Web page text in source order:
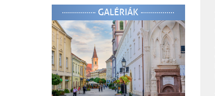
GALÉRIÁK